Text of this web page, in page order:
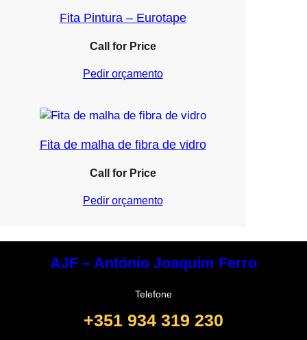
Fita Pintura – Eurotape
Call for Price
Pedir orçamento
Fita de malha de fibra de vidro
Call for Price
Pedir orçamento
AJF – António Joaquim Ferro
Telefone
+351 934 319 230